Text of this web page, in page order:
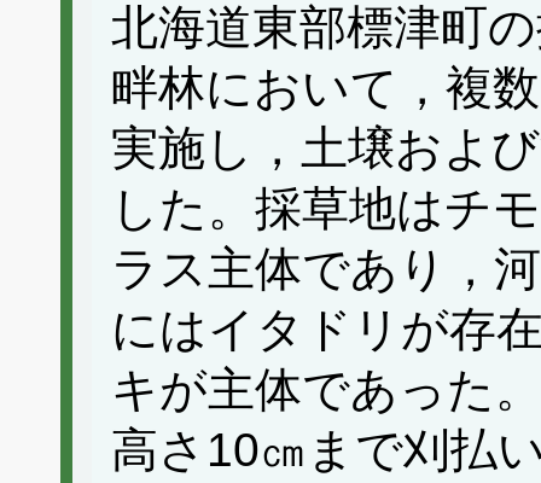
北海道東部標津町
畔林において，複
実施し，土壌およ
した。採草地はチ
ラス主体であり，
にはイタドリが存
キが主体であった
高さ10㎝まで刈払